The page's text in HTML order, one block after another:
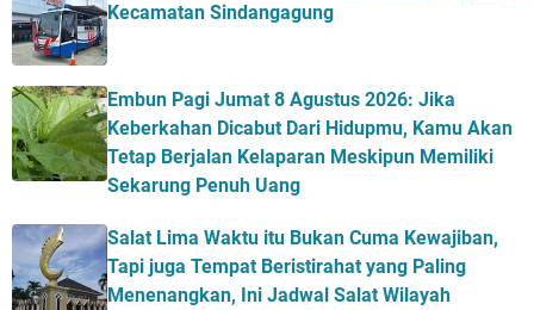
Kecamatan Sindangagung
Embun Pagi Jumat 8 Agustus 2026: Jika
Keberkahan Dicabut Dari Hidupmu, Kamu Akan
Tetap Berjalan Kelaparan Meskipun Memiliki
Sekarung Penuh Uang
Salat Lima Waktu itu Bukan Cuma Kewajiban,
Tapi juga Tempat Beristirahat yang Paling
Menenangkan, Ini Jadwal Salat Wilayah